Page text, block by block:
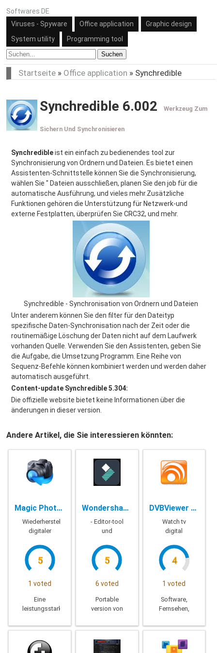
Softwares DE
Viruses - Spyware
Office application
Graphic design
System utility
Programming tool
Suchen
Startseite » Office application » Synchredible
Synchredible 6.002 Werkzeug Zum
Sichern Und Synchronisieren
Synchredibleist ein einfach zu bedienendes tool zur
Synchronisierung von Ordnern und Dateien. Es bietet einen
Assistenten-Schnittstelle können Sie die Synchronisierung,
wählen Sie " Dateien ausschließen, planen Sie den job für die
automatische Ausführung, und vieles mehr.Zusätzliche
Funktionen gehören die Unterstützung für Netzwerk-und
externe Festplatten, überprüfen Sie CRC32, und mehr.
Synchredible - Synchronisation von Ordnern und Dateien
Unter anderem können Sie den filter für den Dateityp
spezifische Daten-Synchronisation nach der Zeit oder die
routinemäßige Löschung der Daten nicht auf dem Laufwerk
vorhanden Quelle. Verwenden Sie den Assistenten, geben Sie
die Aufgabe, die Umsetzung Programm. Eine Reihe von
Sequenz-Befehle können kombiniert werden und werden daher
automatisch ausgeführt.
Content-update Synchredible 5.304:
Die offizielle website bietet keine Informationen über die
änderungen in dieser version.
Andere Artikel, die Sie interessieren könnten:
Magic Photo Recovery - 4.9
Wiederherstellung
digitaler
RAW-Bilder
5
1 voted
Eine
leistungsstarke
Funktionen
die
Wondershare Filmora Portable - 9.5.1.5
- Editor-tool
und
von videos
5
6 voted
Portable
version von
Filmora
haben, zur
DVBViewer Pro - 6.1.6.1
Watch tv
digital
4
1 voted
Software,
Fernsehen,
erleben Sie
der hohen